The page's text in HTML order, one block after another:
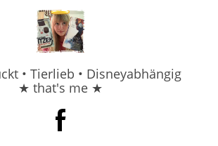
• Tierlieb • Disneyabhängig
★ that's me ★